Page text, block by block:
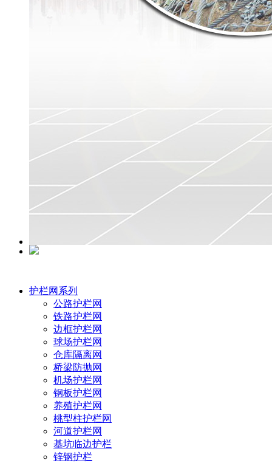
护栏网系列
公路护栏网
铁路护栏网
边框护栏网
球场护栏网
仓库隔离网
桥梁防抛网
机场护栏网
钢板护栏网
养殖护栏网
桃型柱护栏网
河道护栏网
基坑临边护栏
锌钢护栏